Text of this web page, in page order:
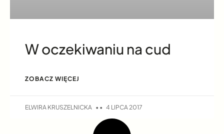
W oczekiwaniu na cud
ZOBACZ WIĘCEJ
ELWIRA KRUSZELNICKA 4 LIPCA 2017